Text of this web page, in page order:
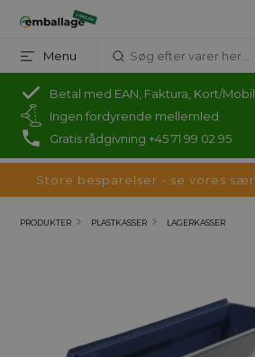
Menu
Betal med EAN, Faktura, Kort/
Ingen fordyrende mellemled
Gratis rådgivning +45 71 99 02 95
Store besparelser - se vores
PRODUKTER PLASTKASSER LAGERKASSER